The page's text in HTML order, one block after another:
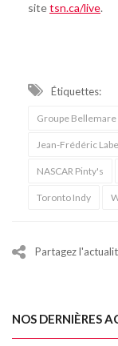
sitetsn.ca/live.
Étiquettes:
Groupe Bellemare
Jean-Frédéric
NASCAR Pinty's
Toronto Indy
Partagez
NOS DERNIÈRES